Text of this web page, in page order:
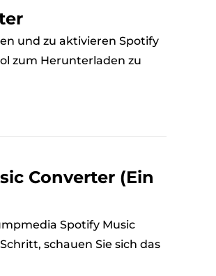
und zu aktivieren Spotify
zum Herunterladen zu
Converter (Ein
Spotify Music
schauen Sie sich das